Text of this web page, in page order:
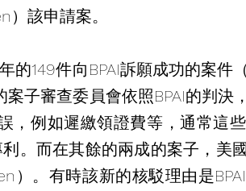
該申請案。
子審查委員會依照BPAI的判決
，例如遲繳領證費等，通常這
。而在其餘的兩成的案子，美
）。有時該新的核駁理由是